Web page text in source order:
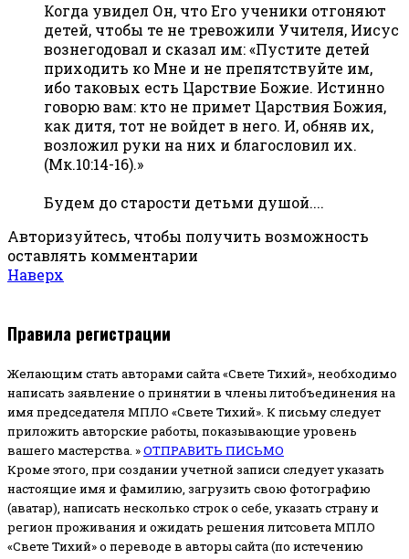
Когда увидел Он, что Его ученики отгоняют
детей, чтобы те не тревожили Учителя, Иисус
вознегодовал и сказал им: «Пустите детей
приходить ко Мне и не препятствуйте им,
ибо таковых есть Царствие Божие. Истинно
говорю вам: кто не примет Царствия Божия,
как дитя, тот не войдет в него. И, обняв их,
возложил руки на них и благословил их.
(Мк.10:14-16).»
Будем до старости детьми душой....
Авторизуйтесь, чтобы получить возможность
оставлять комментарии
Наверх
Правила регистрации
Желающим стать авторами сайта «Свете Тихий», необходимо
написать заявление о принятии в члены литобъединения на
имя председателя МПЛО «Свете Тихий». К письму следует
приложить авторские работы, показывающие уровень
вашего мастерства. »ОТПРАВИТЬ ПИСЬМО
Кроме этого, при создании учетной записи следует указать
настоящие имя и фамилию, загрузить свою фотографию
(аватар), написать несколько строк о себе, указать страну и
регион проживания и ожидать решения литсовета МПЛО
«Свете Тихий» о переводе в авторы сайта (по истечению